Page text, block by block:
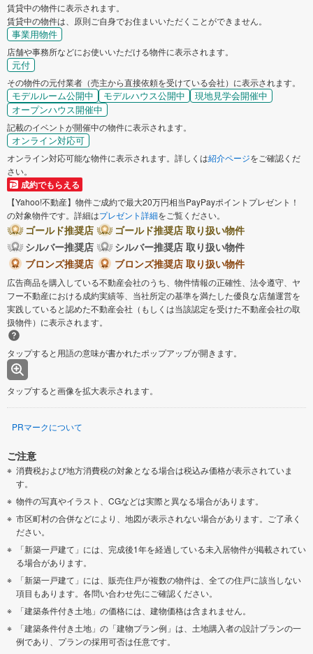
賃貸中の物件に表示されます。
賃貸中の物件は、原則ご自身でお住まいいただくことができません。
事業用物件
店舗や事務所などにお使いいただける物件に表示されます。
元付
その物件の元付業者（売主から直接依頼を受けている会社）に表示されます。
モデルルーム公開中 モデルハウス公開中
現地見学会開催中
オープンハウス開催中
記載のイベントが開催中の物件に表示されます。
オンライン対応可
オンライン対応可能な物件に表示されます。詳しくは紹介ページをご確認くだ
さい。
成約でもらえる
【Yahoo!不動産】物件ご成約で最大20万円相当PayPayポイントプレゼント！
の対象物件です。詳細はプレゼント詳細をご覧ください。
ゴールド推奨店
ゴールド推奨店 取り扱い物件
シルバー推奨店
シルバー推奨店 取り扱い物件
ブロンズ推奨店
ブロンズ推奨店 取り扱い物件
広告商品を購入している不動産会社のうち、物件情報の正確性、法令遵守、ヤ
フー不動産における成約実績等、当社所定の基準を満たした優良な店舗運営を
実践していると認めた不動産会社（もしくは当該認定を受けた不動産会社の取
扱物件）に表示されます。
タップすると用語の意味が書かれたポップアップが開きます。
タップすると画像を拡大表示されます。
PRマークについて
ご注意
消費税および地方消費税の対象となる場合は税込み価格が表示されていま
す。
物件の写真やイラスト、CGなどは実際と異なる場合があります。
市区町村の合併などにより、地図が表示されない場合があります。ご了承く
ださい。
「新築一戸建て」には、完成後1年を経過している未入居物件が掲載されてい
る場合があります。
「新築一戸建て」には、販売住戸が複数の物件は、全ての住戸に該当しない
項目もあります。各問い合わせ先にご確認ください。
「建築条件付き土地」の価格には、建物価格は含まれません。
「建築条件付き土地」の「建物プラン例」は、土地購入者の設計プランの一
例であり、プランの採用可否は任意です。